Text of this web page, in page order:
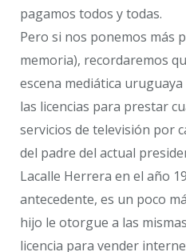
pagamos todos y todas.
Pero si nos ponemos más
memoria), recordaremos
escena mediática
las licencias para prestar
servicios de televisión por
del padre del actual
Lacalle Herrera en el año
antecedente, es un poco
hijo le otorgue a las
licencia para vender